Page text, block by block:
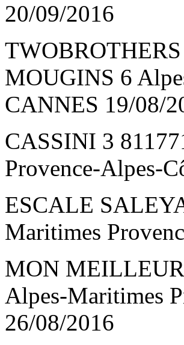
20/09/2016
MOUGINS 6
CANNES 19/08/
CASSINI 3
Provence-Alpes-
ESCALE
Maritimes
MON
Alpes-Maritimes
26/08/2016